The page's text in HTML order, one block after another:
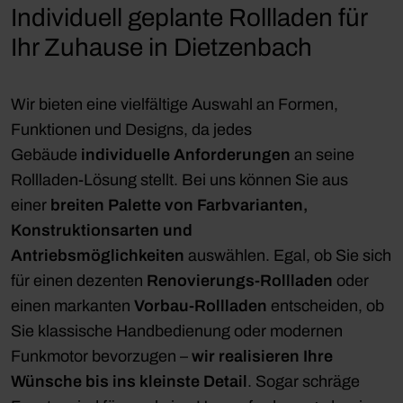
Individuell geplante Rollladen für
Ihr Zuhause in Dietzenbach
Wir bieten eine vielfältige Auswahl an Formen,
Funktionen und Designs, da jedes
Gebäude individuelle Anforderungen an seine
Rollladen-Lösung stellt. Bei uns können Sie aus
einer breiten Palette von Farbvarianten,
Konstruktionsarten und
Antriebsmöglichkeiten auswählen. Egal, ob Sie sich
für einen dezenten Renovierungs-Rollladen oder
einen markanten Vorbau-Rollladen entscheiden, ob
Sie klassische Handbedienung oder modernen
Funkmotor bevorzugen – wir realisieren Ihre
Wünsche bis ins kleinste Detail . Sogar schräge